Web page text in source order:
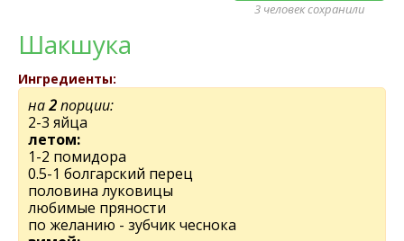
3 человек сохранили
Шакшука
Ингредиенты:
на2порции:
2-3 яйца
летом:
1-2 помидора
0.5-1 болгарский перец
половина луковицы
любимые пряности
по желанию - зубчик чеснока